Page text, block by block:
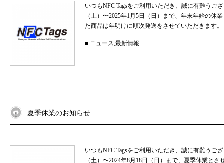
いつもNFC Tagsをご利用いただき、誠に有難う
（土）〜2025年1月5日（日）まで、年末年始の
た商品は年明けに順次発送をさせていただきま
■ ニュース,最新情報
夏季休業のお知らせ
いつもNFC Tagsをご利用いただき、誠に有難う
（土）〜2024年8月18日（日）まで、夏季休業と